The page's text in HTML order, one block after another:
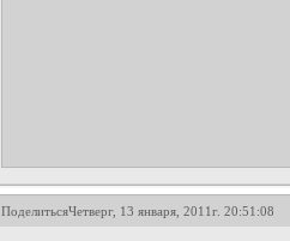
ПоделитьсяЧетверг, 13 января, 2011г. 20:51:08